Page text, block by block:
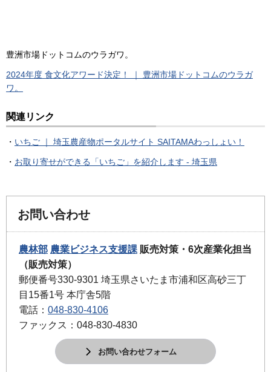
豊洲市場ドットコムのウラガワ。
2024年度 食文化アワード決定！ ｜ 豊洲市場ドットコムのウラガ
ワ。
関連リンク
・ いちご ｜ 埼玉農産物ポータルサイト SAITAMAわっしょい！
・ お取り寄せができる「いちご」を紹介します - 埼玉県
お問い合わせ
農林部 農業ビジネス支援課 販売対策・6次産業化担当
（販売対策）
郵便番号330-9301 埼玉県さいたま市浦和区高砂三丁
目15番1号 本庁舎5階
電話： 048-830-4106
ファックス：048-830-4830
お問い合わせフォーム